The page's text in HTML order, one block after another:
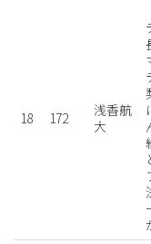
18 172
浅香航
大